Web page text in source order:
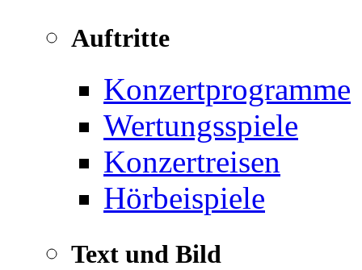
Auftritte
Konzertprogramme
Wertungsspiele
Konzertreisen
Hörbeispiele
Text und Bild